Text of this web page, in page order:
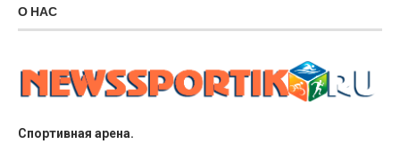
О НАС
Спортивная арена.